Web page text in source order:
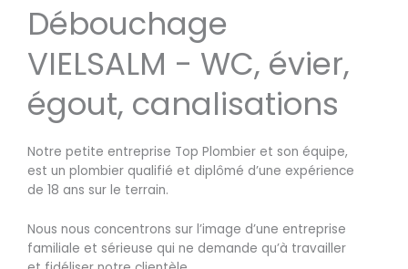
Débouchage
VIELSALM - WC, évier,
égout, canalisations
Notre petite entreprise Top Plombier et son équipe,
est un plombier qualifié et diplômé d’une expérience
de 18 ans sur le terrain.
Nous nous concentrons sur l’image d’une entreprise
familiale et sérieuse qui ne demande qu’à travailler